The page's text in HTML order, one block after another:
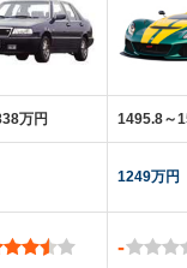
万円 1495.8～
1249万円
-